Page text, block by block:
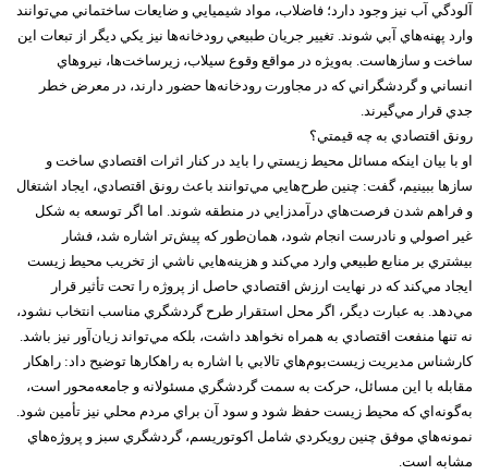
آلودگي آب نيز وجود دارد؛ فاضلاب، مواد شيميايي و ضايعات ساختماني مي‌توانند
وارد پهنه‌هاي آبي شوند. تغيير جريان طبيعي رودخانه‌ها نيز يکي ديگر از تبعات اين
ساخت و سازهاست. به‌ويژه در مواقع وقوع سيلاب، زيرساخت‌ها، نيروهاي
انساني و گردشگراني که در مجاورت رودخانه‌ها حضور دارند، در معرض خطر
جدي قرار مي‌گيرند.
رونق اقتصادي به چه قيمتي؟
او با بيان اينکه مسائل محيط زيستي را بايد در کنار اثرات اقتصادي ساخت و
سازها ببينيم، گفت: چنين طرح‌هايي مي‌توانند باعث رونق اقتصادي، ايجاد اشتغال
و فراهم شدن فرصت‌هاي درآمدزايي در منطقه شوند. اما اگر توسعه به شکل
غير اصولي و نادرست انجام شود، همان‌طور که پيش‌تر اشاره شد، فشار
بيشتري بر منابع طبيعي وارد مي‌کند و هزينه‌هايي ناشي از تخريب محيط زيست
ايجاد مي‌کند که در نهايت ارزش اقتصادي حاصل از پروژه را تحت تأثير قرار
مي‌دهد. به عبارت ديگر، اگر محل استقرار طرح گردشگري مناسب انتخاب نشود،
نه تنها منفعت اقتصادي به همراه نخواهد داشت، بلکه مي‌تواند زيان‌آور نيز باشد.
کارشناس مديريت زيست‌بوم‌هاي تالابي با اشاره به راهکارها توضيح داد: راهکار
مقابله با اين مسائل، حرکت به سمت گردشگري مسئولانه و جامعه‌محور است،
به‌گونه‌اي که محيط زيست حفظ شود و سود آن براي مردم محلي نيز تأمين شود.
نمونه‌هاي موفق چنين رويکردي شامل اکوتوريسم، گردشگري سبز و پروژه‌هاي
مشابه است.